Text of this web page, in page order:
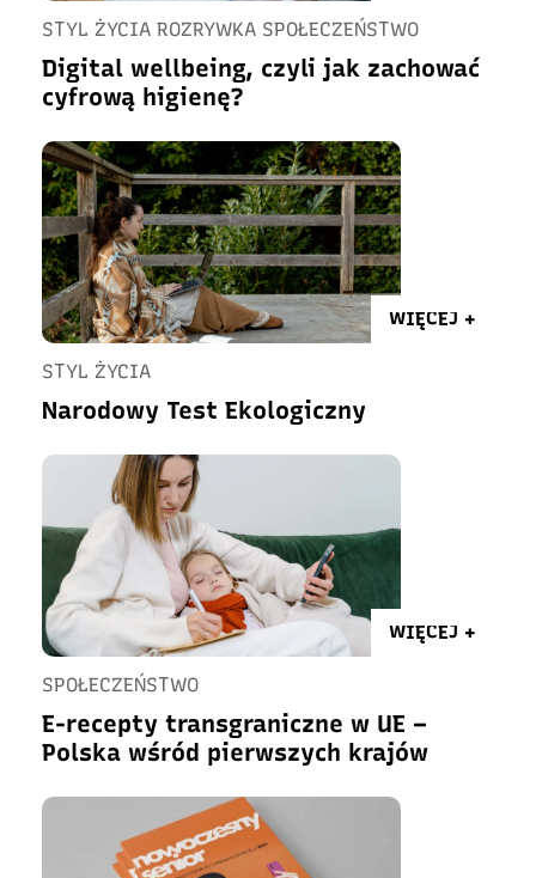
STYL ŻYCIA ROZRYWKA SPOŁECZEŃSTWO
Digital wellbeing, czyli jak zachować
cyfrową higienę?
WIĘCEJ +
STYL ŻYCIA
Narodowy Test Ekologiczny
WIĘCEJ +
SPOŁECZEŃSTWO
E-recepty transgraniczne w UE –
Polska wśród pierwszych krajów